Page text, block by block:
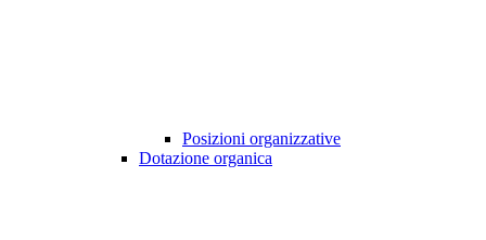
Posizioni organizzative
Dotazione organica